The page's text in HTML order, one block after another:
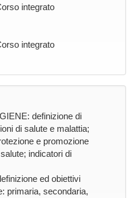
integrato
integrato
definizione di
di salute e malattia;
e promozione
indicatori di
ed obiettivi
primaria, secondaria,